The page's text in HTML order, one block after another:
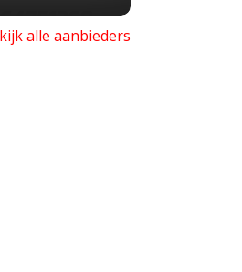
alle aanbieders